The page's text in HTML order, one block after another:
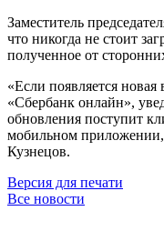
Заместитель
что никогда не стоит
полученное от
«Если появляется
«Сбербанк онлайн»,
обновления поступит
мобильном
Кузнецов.
Версия для печати
Все новости